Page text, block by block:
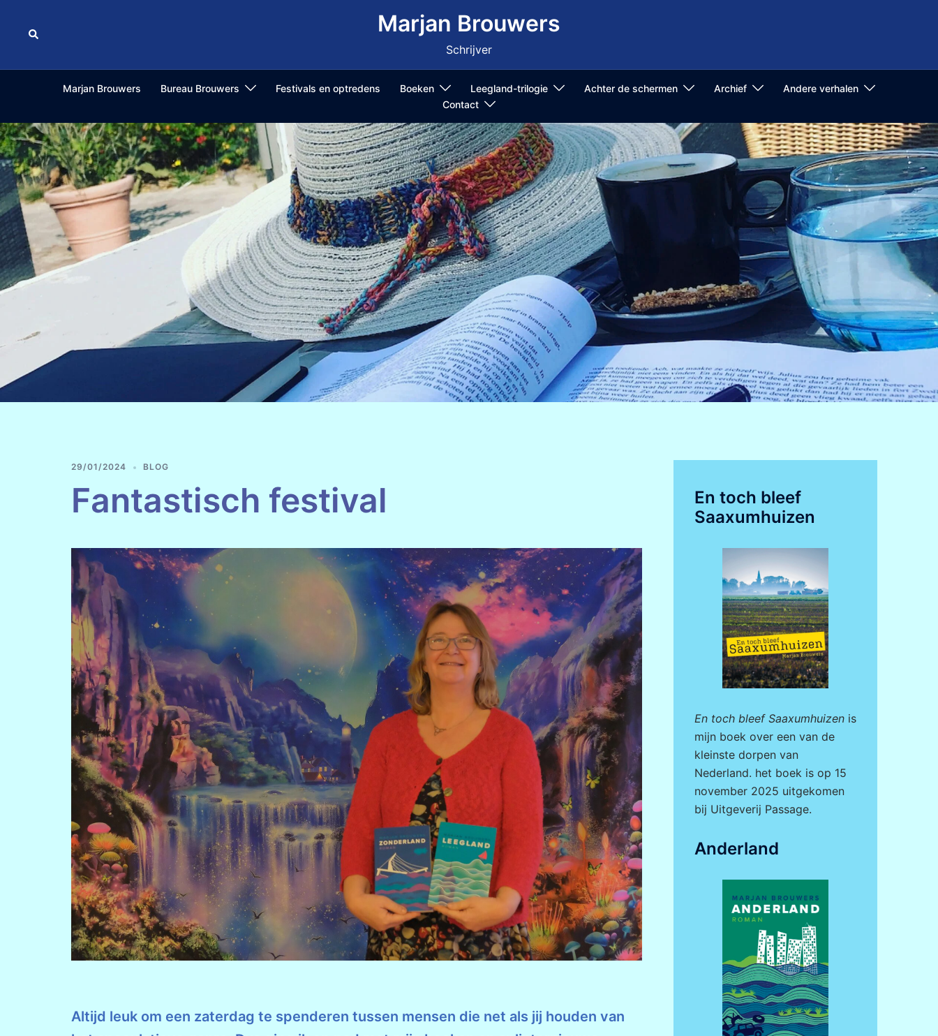
Zoeken Marjan Brouwers
Schrijver
Marjan Brouwers Bureau Brouwers Festivals en optredens Boeken Leegland-trilogie Achter de schermen Archief
Andere verhalen
Contact
29/01/2024 BLOG
Fantastisch festival
Altijd leuk om een zaterdag te spenderen tussen mensen die net als jij houden van
En toch bleef
Saaxumhuizen
En toch bleef Saaxumhuizenis
mijn boek over een van de
kleinste dorpen van
Nederland. het boek is op 15
november 2025 uitgekomen
bij Uitgeverij Passage.
Anderland